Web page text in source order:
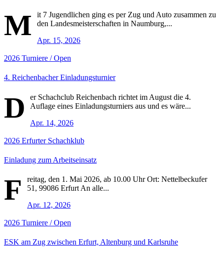
M
it 7 Jugendlichen ging es per Zug und Auto zusammen zu
den Landesmeisterschaften in Naumburg,...
Apr. 15, 2026
2026 Turniere / Open
4. Reichenbacher Einladungsturnier
D
er Schachclub Reichenbach richtet im August die 4.
Auflage eines Einladungsturniers aus und es wäre...
Apr. 14, 2026
2026 Erfurter Schachklub
Einladung zum Arbeitseinsatz
F
reitag, den 1. Mai 2026, ab 10.00 Uhr Ort: Nettelbeckufer
51, 99086 Erfurt An alle...
Apr. 12, 2026
2026 Turniere / Open
ESK am Zug zwischen Erfurt, Altenburg und Karlsruhe